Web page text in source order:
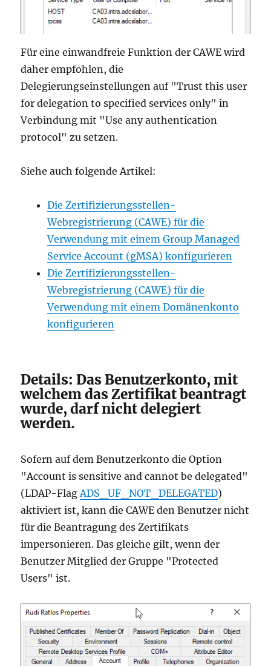
Für eine einwandfreie Funktion der CAWE wird
daher empfohlen, die
Delegierungseinstellungen auf "Trust this user
for delegation to specified services only" in
Verbindung mit "Use any authentication
protocol" zu setzen.
Siehe auch folgende Artikel:
Die Zertifizierungsstellen-
Webregistrierung (CAWE) für die
Verwendung mit einem Group Managed
Service Account (gMSA) konfigurieren
Die Zertifizierungsstellen-
Webregistrierung (CAWE) für die
Verwendung mit einem Domänenkonto
konfigurieren
Details: Das Benutzerkonto, mit
welchem das Zertifikat beantragt
wurde, darf nicht delegiert
werden.
Sofern auf dem Benutzerkonto die Option
"Account is sensitive and cannot be delegated"
(LDAP-Flag ADS_UF_NOT_DELEGATED)
aktiviert ist, kann die CAWE den Benutzer nicht
für die Beantragung des Zertifikats
impersonieren. Das gleiche gilt, wenn der
Benutzer Mitglied der Gruppe "Protected
Users" ist.